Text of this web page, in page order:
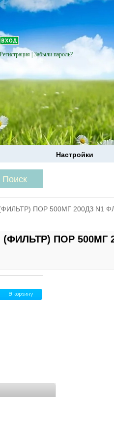
Регистрация |Забыли пароль?
Настройки
ПОР 500МГ 200ДЗ N1
ПОР 500МГ